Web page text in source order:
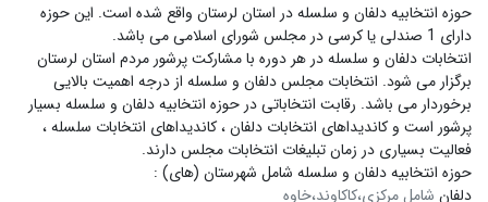
حوزه انتخابیه دلفان و سلسله در استان لرستان واقع شده است. این حوزه
دارای 1 صندلی یا کرسی در مجلس شورای اسلامی می باشد.
انتخابات دلفان و سلسله در هر دوره با مشارکت پرشور مردم استان لرستان
برگزار می شود. انتخابات مجلس دلفان و سلسله از درجه اهمیت بالایی
برخوردار می باشد. رقابت انتخاباتی در حوزه انتخابیه دلفان و سلسله بسیار
پرشور است و کاندیداهای انتخابات دلفان ،کاندیداهای انتخابات سلسله ،
فعالیت بسیاری در زمان تبلیغات انتخابات مجلس دارند.
حوزه انتخابیه دلفان و سلسله شامل شهرستان (های) :
دلفان شامل مرکزی،کاکاوند،خاوه